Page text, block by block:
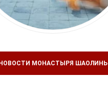
МОНАСТЫРЯ ШАОЛИНЬ